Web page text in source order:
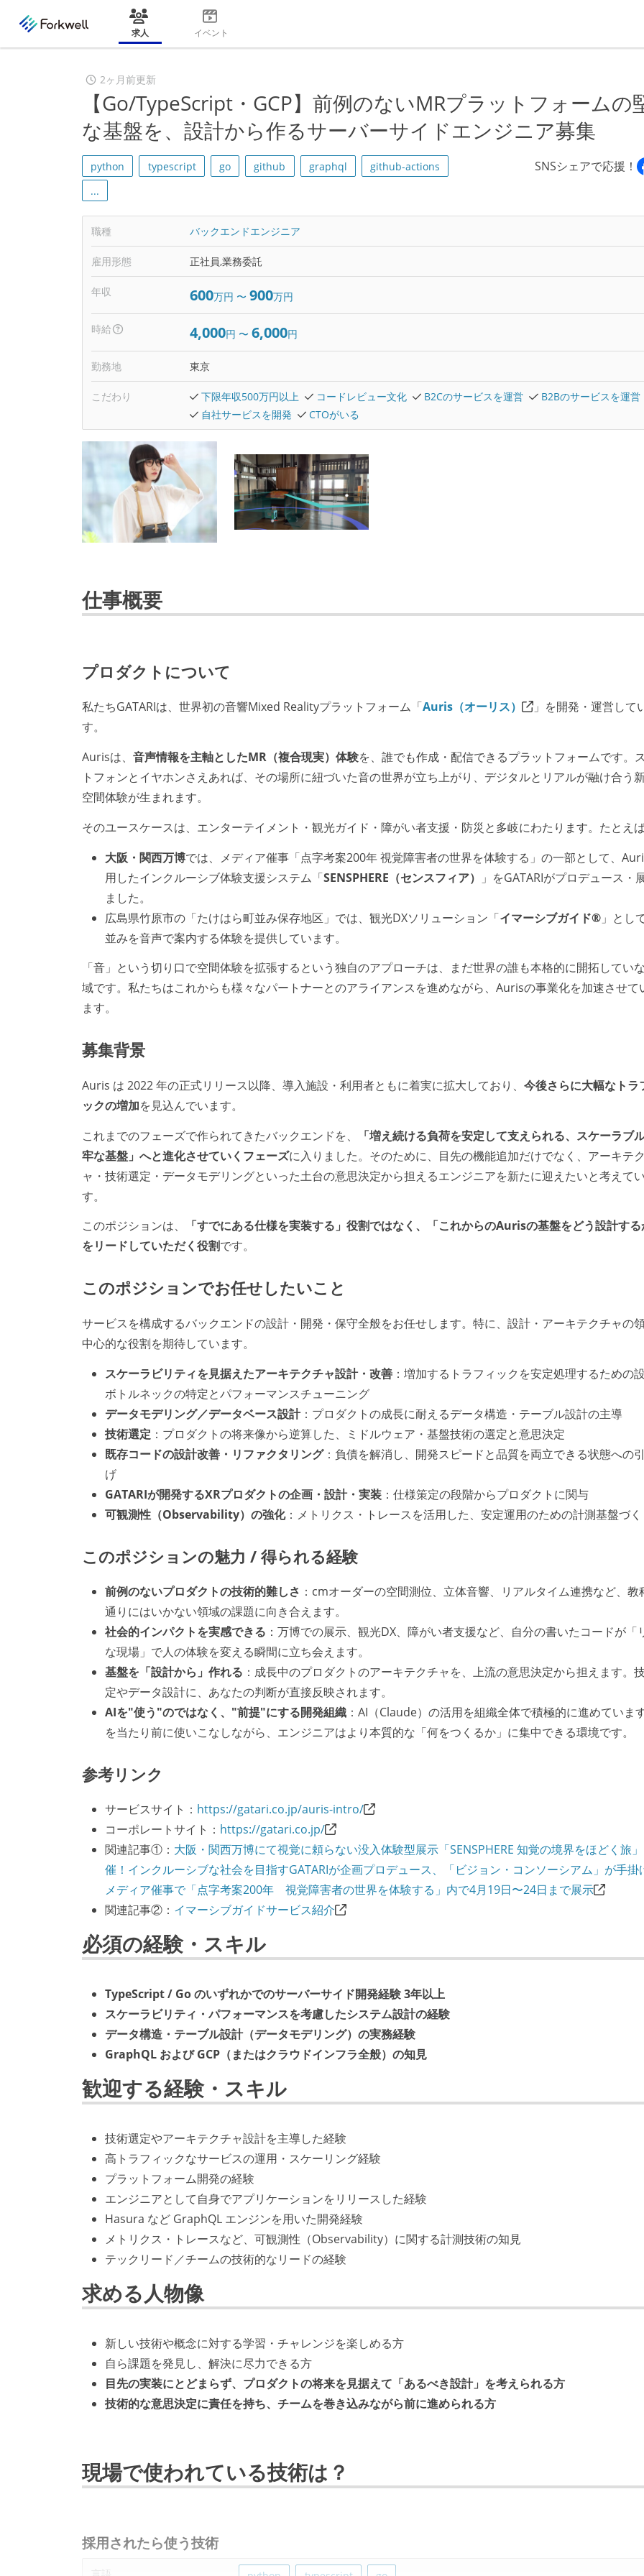
求人 イベント
2ヶ月前更新
【Go/TypeScript・GCP】前例のないMRプラットフォームの
な基盤を、設計から作るサーバーサイドエンジニア募集
python typescript go github graphql
github-actions
...
SNSシェアで応援！
職種 バックエンドエンジニア
雇用形態 正社員,業務委託
年収 600万円 〜 900万円
時給 4,000円 〜 6,000円
勤務地 東京
こだわり 下限年収500万円以上 コードレビュー文化 B2Cのサービスを運営
B2Bのサービスを運営
自社サービスを開発
CTOがいる
仕事概要
プロダクトについて
私たちGATARIは、世界初の音響Mixed Realityプラットフォーム「Auris（オーリス）
」を開発・運営して
す。
Aurisは、 音声情報を主軸としたMR（複合現実）体験を、誰でも作成・配信できるプラットフォームです。
トフォンとイヤホンさえあれば、その場所に紐づいた音の世界が立ち上がり、デジタルとリアルが融け合う
空間体験が生まれます。
そのユースケースは、エンターテイメント・観光ガイド・障がい者支援・防災と多岐にわたります。たと
大阪・関西万博では、メディア催事「点字考案200年 視覚障害者の世界を体験する」の一部として、
用したインクルーシブ体験支援システム「SENSPHERE（センスフィア）
」をGATARIがプロデュース・
ました。
広島県竹原市の「たけはら町並み保存地区」では、観光DXソリューション「イマーシブガイド®️ 」とし
並みを音声で案内する体験を提供しています。
「音」という切り口で空間体験を拡張するという独自のアプローチは、まだ世界の誰も本格的に開拓してい
域です。私たちはこれからも様々なパートナーとのアライアンスを進めながら、Aurisの事業化を加速させて
ます。
募集背景
Auris は 2022 年の正式リリース以降、導入施設・利用者ともに着実に拡大しており、 今後さらに大幅なトラ
ックの増加を見込んでいます。
これまでのフェーズで作られてきたバックエンドを、
「増え続ける負荷を安定して支えられる、スケーラブ
牢な基盤」へと進化させていくフェーズに入りました。そのために、目先の機能追加だけでなく、アーキテ
ャ・技術選定・データモデリングといった土台の意思決定から担えるエンジニアを新たに迎えたいと考えて
す。
このポジションは、
「すでにある仕様を実装する」役割ではなく、「これからのAurisの基盤をどう設計する
をリードしていただく役割です。
このポジションでお任せしたいこと
サービスを構成するバックエンドの設計・開発・保守全般をお任せします。特に、設計・アーキテクチャの
中心的な役割を期待しています。
スケーラビリティを見据えたアーキテクチャ設計・改善 ：増加するトラフィックを安定処理するための設
ボトルネックの特定とパフォーマンスチューニング
データモデリング／データベース設計：プロダクトの成長に耐えるデータ構造・テーブル設計の主導
技術選定 ：プロダクトの将来像から逆算した、ミドルウェア・基盤技術の選定と意思決定
既存コードの設計改善・リファクタリング：負債を解消し、開発スピードと品質を両立できる状態への
げ
GATARIが開発するXRプロダクトの企画・設計・実装 ：仕様策定の段階からプロダクトに関与
可観測性（Observability）の強化：メトリクス・トレースを活用した、安定運用のための計測基盤づく
このポジションの魅力 / 得られる経験
前例のないプロダクトの技術的難しさ ：cmオーダーの空間測位、立体音響、リアルタイム連携など、教
通りにはいかない領域の課題に向き合えます。
社会的インパクトを実感できる ：万博での展示、観光DX、障がい者支援など、自分の書いたコードが「
な現場」で人の体験を変える瞬間に立ち会えます。
基盤を「設計から」作れる ：成長中のプロダクトのアーキテクチャを、上流の意思決定から担えます。
定やデータ設計に、あなたの判断が直接反映されます。
AIを"使う"のではなく、"前提"にする開発組織 ：AI（Claude）の活用を組織全体で積極的に進めていま
を当たり前に使いこなしながら、エンジニアはより本質的な「何をつくるか」に集中できる環境です。
参考リンク
サービスサイト： https://gatari.co.jp/auris-intro/
コーポレートサイト： https://gatari.co.jp/
関連記事①： 大阪・関西万博にて視覚に頼らない没入体験型展示「SENSPHERE 知覚の境界をほどく旅
催！インクルーシブな社会を目指すGATARIが企画プロデュース、「ビジョン・コンソーシアム」が手掛
メディア催事で「点字考案200年 視覚障害者の世界を体験する」内で4月19日〜24日まで展示
関連記事②： イマーシブガイドサービス紹介
必須の経験・スキル
TypeScript / Go のいずれかでのサーバーサイド開発経験 3年以上
スケーラビリティ・パフォーマンスを考慮したシステム設計の経験
データ構造・テーブル設計（データモデリング）の実務経験
GraphQL および GCP（またはクラウドインフラ全般）の知見
歓迎する経験・スキル
技術選定やアーキテクチャ設計を主導した経験
高トラフィックなサービスの運用・スケーリング経験
プラットフォーム開発の経験
エンジニアとして自身でアプリケーションをリリースした経験
Hasura など GraphQL エンジンを用いた開発経験
メトリクス・トレースなど、可観測性（Observability）に関する計測技術の知見
テックリード／チームの技術的なリードの経験
求める人物像
新しい技術や概念に対する学習・チャレンジを楽しめる方
自ら課題を発見し、解決に尽力できる方
目先の実装にとどまらず、プロダクトの将来を見据えて「あるべき設計」を考えられる方
技術的な意思決定に責任を持ち、チームを巻き込みながら前に進められる方
現場で使われている技術は？
採用されたら使う技術